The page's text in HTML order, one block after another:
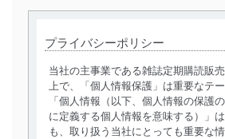
プライバシーポリシー
当社の主事業である雑誌定期購読販
上で、「個人情報保護」は重要なテー
「個人情報（以下、個人情報の保護
に定義する個人情報を意味する）」
も、取り扱う当社にとっても重要な